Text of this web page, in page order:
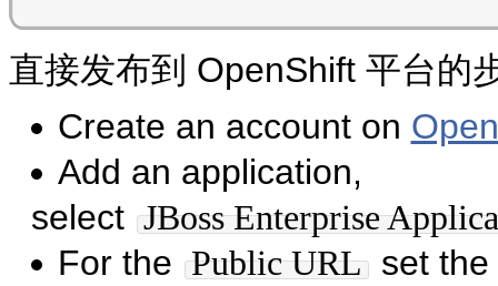
直接发布到 OpenShift 平台的
Create an account on
Add an application,
select JBoss Enterprise
For the Public URL set